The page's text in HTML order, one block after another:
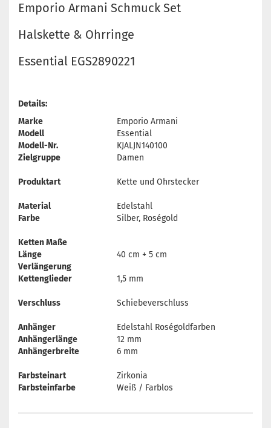
Emporio Armani Schmuck Set
Halskette & Ohrringe
Essential EGS2890221
Details:
Marke
Emporio Armani
Modell
Essential
Modell-Nr.
KJALJN140100
Zielgruppe
Damen
Produktart Kette und Ohrstecker
Material
Edelstahl
Farbe
Silber, Roségold
Ketten Maße
Länge
40 cm + 5 cm
Verlängerung
Kettenglieder
1,5 mm
Verschluss Schiebeverschluss
Anhänger
Edelstahl Roségoldfarben
Anhängerlänge
12 mm
Anhängerbreite
6 mm
Farbsteinart
Zirkonia
Farbsteinfarbe
Weiß / Farblos